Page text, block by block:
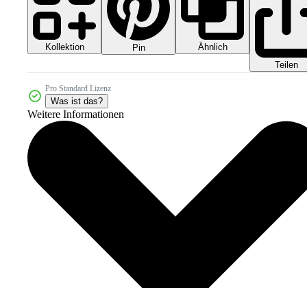
Kollektion Pin
Ähnlich
Teilen
Pro Standard Lizenz
Was ist das?
Weitere Informationen